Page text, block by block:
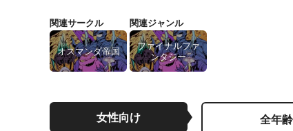
関連サークル
オスマンダ帝国
関連ジャンル
ファイナルファ
ンタジー
女性向け 全年齢